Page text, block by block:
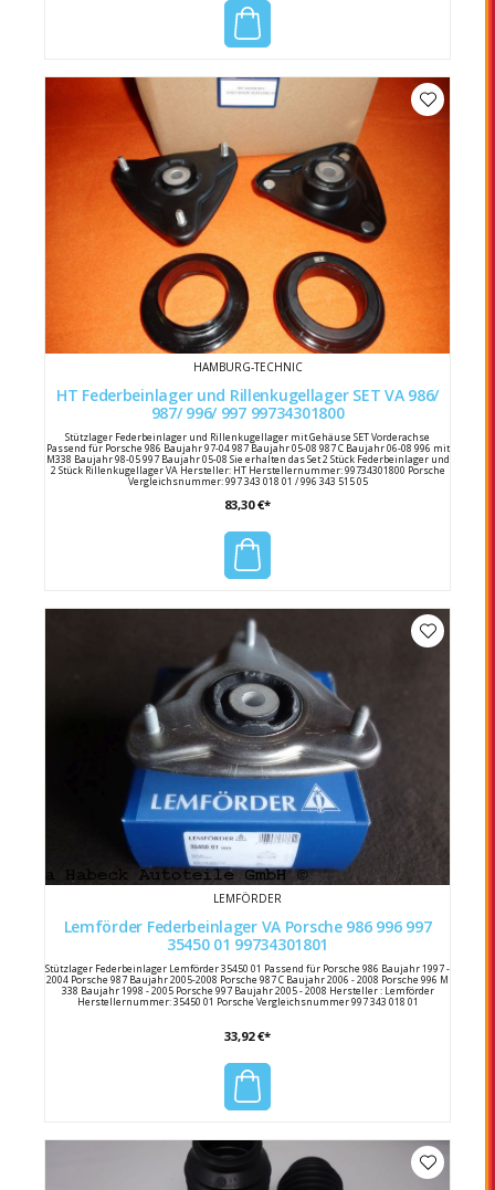
HAMBURG-TECHNIC
HT Federbeinlager und Rillenkugellager SET VA 986/
987/ 996/ 997 99734301800
Stützlager Federbeinlager und Rillenkugellager mit Gehäuse SET Vorderachse
Passend für Porsche 986 Baujahr 97-04 987 Baujahr 05-08 987 C Baujahr 06-08 996 mit
M338 Baujahr 98-05 997 Baujahr 05-08 Sie erhalten das Set 2 Stück Federbeinlager und
2 Stück Rillenkugellager VA Hersteller: HT Herstellernummer: 99734301800 Porsche
Vergleichsnummer: 997 343 018 01 / 996 343 515 05
83,30 €*
LEMFÖRDER
Lemförder Federbeinlager VA Porsche 986 996 997
35450 01 99734301801
Stützlager Federbeinlager Lemförder 35450 01 Passend für Porsche 986 Baujahr 1997 -
2004 Porsche 987 Baujahr 2005-2008 Porsche 987 C Baujahr 2006 - 2008 Porsche 996 M
338 Baujahr 1998 - 2005 Porsche 997 Baujahr 2005 - 2008 Hersteller : Lemförder
Herstellernummer: 35450 01 Porsche Vergleichsnummer 997 343 018 01
33,92 €*